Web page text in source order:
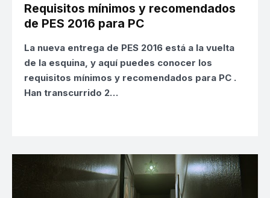
Requisitos mínimos y recomendados
de PES 2016 para PC
La nueva entrega de PES 2016 está a la vuelta
de la esquina, y aquí puedes conocer los
requisitos mínimos y recomendados para PC .
Han transcurrido 2…